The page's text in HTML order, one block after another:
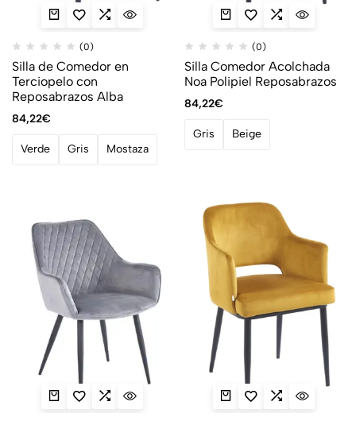
(0)
Silla de Comedor en
Terciopelo con
Reposabrazos Alba
84,22€
Verde Gris Mostaza
(0)
Silla Comedor Acolchada
Noa Polipiel Reposabrazos
84,22€
Gris Beige